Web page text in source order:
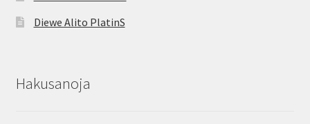
Diewe Alito PlatinS
Hakusanoja